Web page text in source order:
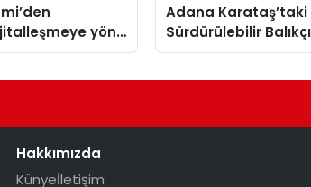
yön
ortaklık
Adana Karataş’taki
Sürdürülebilir
Destek Projesi ilk
Hakkımızda
Künyeİletişim